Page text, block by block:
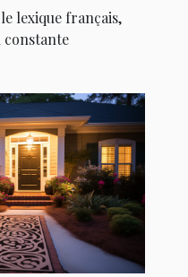
lexique français,
constante